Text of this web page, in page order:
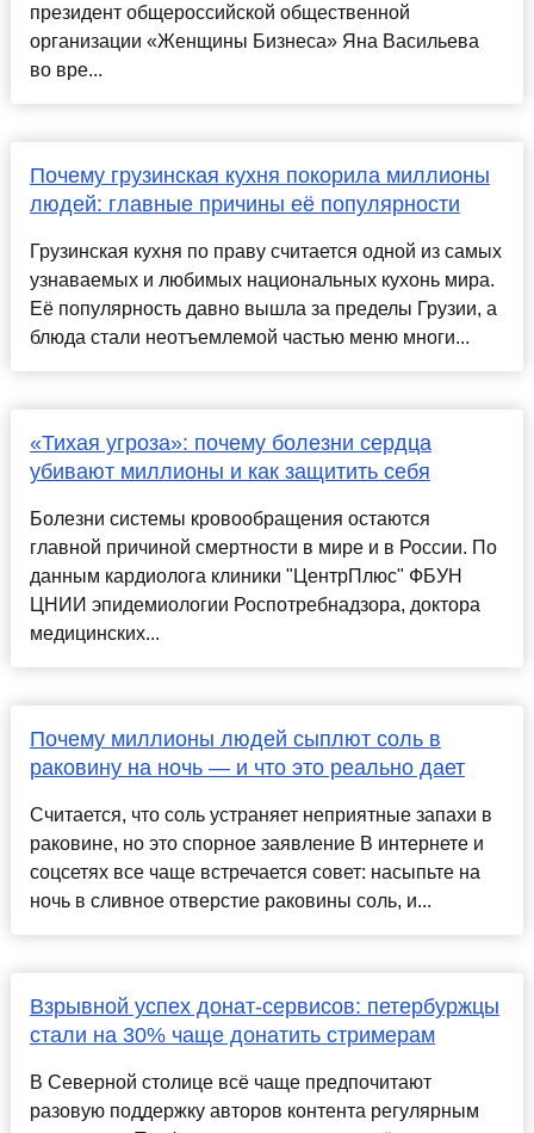
президент общероссийской общественной
организации «Женщины Бизнеса» Яна Васильева
во вре...
Почему грузинская кухня покорила миллионы
людей: главные причины её популярности
Грузинская кухня по праву считается одной из самых
узнаваемых и любимых национальных кухонь мира.
Её популярность давно вышла за пределы Грузии, а
блюда стали неотъемлемой частью меню многи...
«Тихая угроза»: почему болезни сердца
убивают миллионы и как защитить себя
Болезни системы кровообращения остаются
главной причиной смертности в мире и в России. По
данным кардиолога клиники "ЦентрПлюс" ФБУН
ЦНИИ эпидемиологии Роспотребнадзора, доктора
медицинских...
Почему миллионы людей сыплют соль в
раковину на ночь — и что это реально дает
Считается, что соль устраняет неприятные запахи в
раковине, но это спорное заявление В интернете и
соцсетях все чаще встречается совет: насыпьте на
ночь в сливное отверстие раковины соль, и...
Взрывной успех донат-сервисов: петербуржцы
стали на 30% чаще донатить стримерам
В Северной столице всё чаще предпочитают
разовую поддержку авторов контента регулярным